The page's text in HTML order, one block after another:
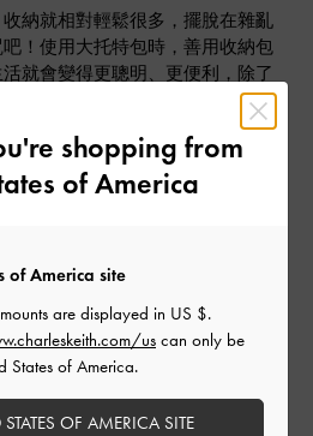
納就相對輕鬆很多，擺脫在雜亂
！使用大托特包時，善用收納包
就會變得更聰明、更便利，除了
包之外，也可以自行準備一至兩個
鬆移動包內物品並且不遺漏任何小
袋的選擇，袋中袋像是開放式的
性排列放置
們在包裡的排列順序也需要講究
放在最容易取得的位置。其它物
shopping from
of America
of America site
are displayed in US $.
us can only be
States of America.
OF AMERICA SITE